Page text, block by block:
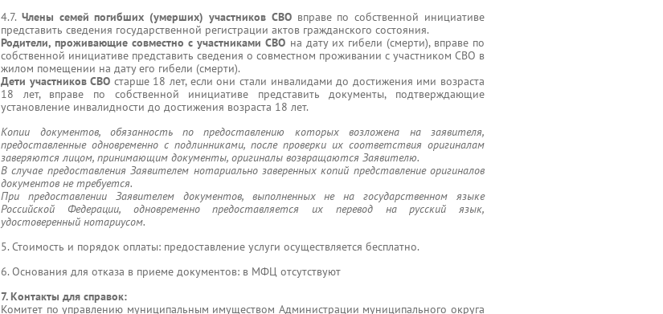
4.7. Члены семей погибших (умерших) участников СВОвправе по собственной инициативе
представить сведения государственной регистрации актов гражданского состояния.
Родители, проживающие совместно с участниками СВО на дату их гибели (смерти), вправе по
собственной инициативе представить сведения о совместном проживании с участником СВО в
жилом помещении на дату его гибели (смерти).
Дети участников СВО старше 18 лет, если они стали инвалидами до достижения ими возраста
18 лет, вправе по собственной инициативе представить документы, подтверждающие
установление инвалидности до достижения возраста 18 лет.
Копии документов, обязанность по предоставлению которых возложена на заявителя,
предоставленные одновременно с подлинниками, после проверки их соответствия оригиналам
заверяются лицом, принимающим документы, оригиналы возвращаются Заявителю.
В случае предоставления Заявителем нотариально заверенных копий представление оригиналов
документов не требуется.
При предоставлении Заявителем документов, выполненных не на государственном языке
Российской Федерации, одновременно предоставляется их перевод на русский язык,
удостоверенный нотариусом.
5. Стоимость и порядок оплаты: предоставление услуги осуществляется бесплатно.
6. Основания для отказа в приеме документов: в МФЦ отсутствуют
7. Контакты для справок:
Комитет по управлению муниципальным имуществом Администрации муниципального округа